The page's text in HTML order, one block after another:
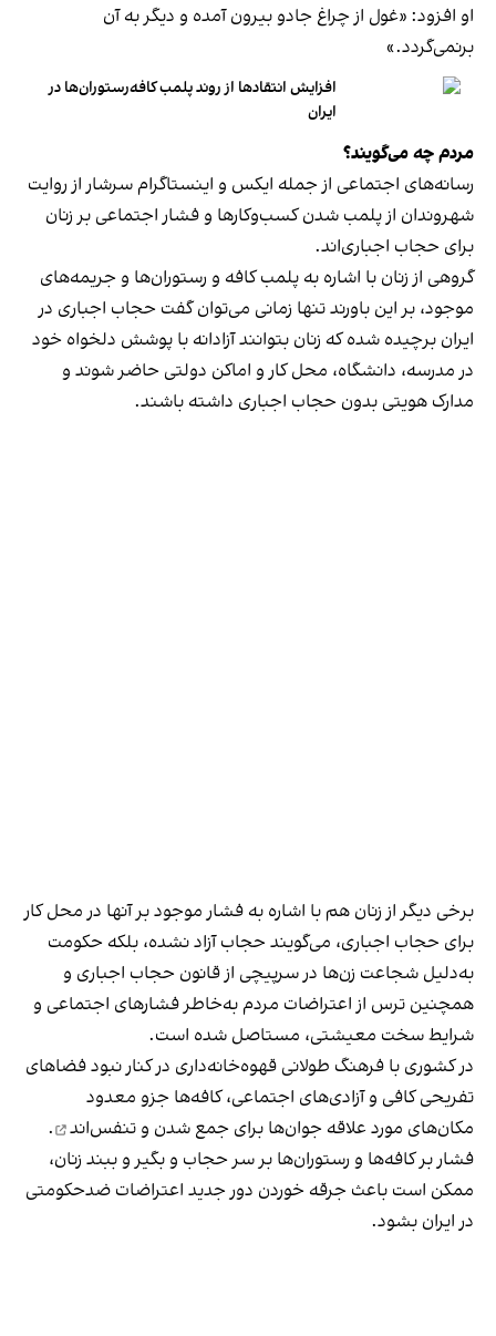
او افزود: «غول از چراغ جادو بیرون آمده و دیگر به آن
برنمی‎‌گردد.»
افزایش انتقادها از روند پلمب کافه‌رستوران‌ها در
ایران
مردم چه می‌گویند؟
رسانه‎‌های اجتماعی از جمله ایکس و اینستاگرام سرشار از روایت
شهروندان از پلمب شدن کسب‌وکارها و فشار اجتماعی بر زنان
برای حجاب اجباری‌اند.
گروهی از زنان با اشاره به پلمب کافه و رستوران‌ها و جریمه‌های
موجود، بر این باورند تنها زمانی می‌توان گفت حجاب اجباری در
ایران برچیده شده که زنان بتوانند آزادانه با پوشش دلخواه خود
در مدرسه، دانشگاه، محل کار و اماکن دولتی حاضر شوند و
مدارک هویتی بدون حجاب اجباری داشته باشند.
برخی دیگر از زنان هم با اشاره به فشار موجود بر آنها در محل کار
برای حجاب اجباری، می‌گویند حجاب آزاد نشده، بلکه حکومت
به‌دلیل شجاعت زن‌ها در سرپیچی از قانون حجاب اجباری و
همچنین ترس از اعتراضات مردم به‌خاطر فشارهای اجتماعی و
شرایط سخت معیشتی، مستاصل شده است.
در کشوری با فرهنگ طولانی قهوه‌‌خانه‌داری در کنار نبود فضاهای
تفریحی کافی و آزادی‌های اجتماعی، کافه‌ها جزو معدود
مکان‌های مورد علاقه جوان‌ها برای جمع شدن و تنفس‌اند
.
فشار بر کافه‌ها و رستوران‌ها بر سر حجاب و بگیر و ببند زنان،
ممکن است باعث جرقه خوردن دور جدید اعتراضات ضدحکومتی
در ایران بشود.